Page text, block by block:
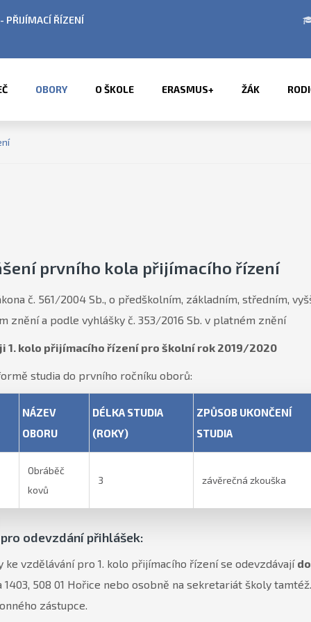
HODINY V OBDOBÍ LETNÍCH PRÁZDNIN
OBORY O ŠKOLE ERASMUS+ ŽÁK
prvního kola přijímacího řízení
č. 561/2004 Sb., o předškolním, základním, středním,
znění a podle vyhlášky č. 353/2016 Sb. v platném znění
1. kolo přijímacího řízení pro školní rok 2019/2020
studia do prvního ročníku oborů:
NÁZEV
OBORU
DÉLKA STUDIA
(ROKY)
ZPŮSOB UKONČENÍ
STUDIA
Obráběč
kovů
3 závěrečná zkouška
odevzdání přihlášek:
ke vzdělávání pro 1. kolo přijímacího řízení se odevzdávají
1403, 508 01 Hořice nebo osobně na sekretariát školy
zástupce.